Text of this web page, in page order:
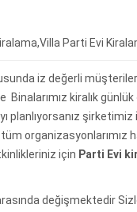
Parti Evi
iz değerli
Binalarımız kiralık
planlıyorsanız
organizasyonlarımız
için Parti Evi
değişmektedir